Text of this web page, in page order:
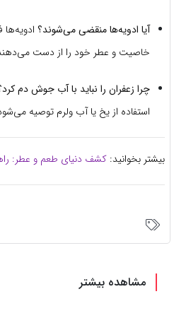
آیا ادویه‌ها منقضی می‌شوند؟
خاصیت و عطر خود را از دست
چرا زعفران را نباید با آب جوش دم
استفاده از یخ یا آب ولرم توصیه
بیشتر بخوانید: کشف دنیای طعم و عطر:
مشاهده بیشتر